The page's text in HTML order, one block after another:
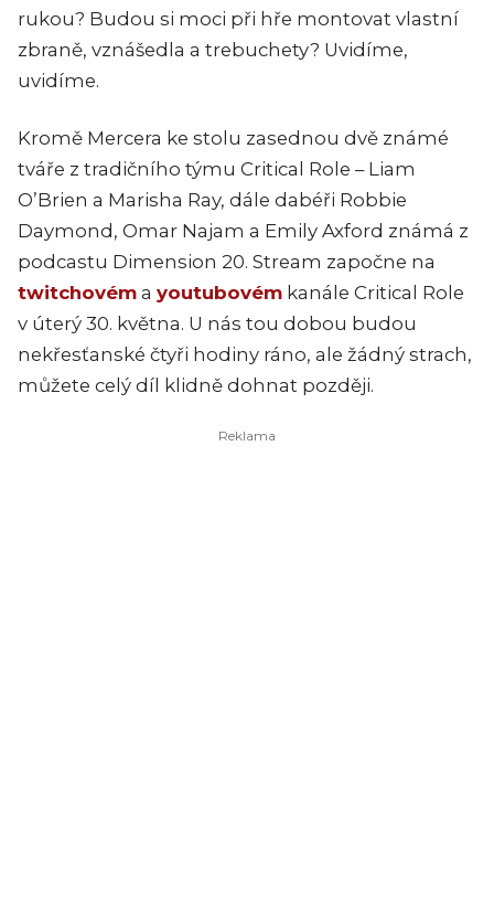
rukou? Budou si moci při hře montovat vlastní
zbraně, vznášedla a trebuchety? Uvidíme,
uvidíme.
Kromě Mercera ke stolu zasednou dvě známé
tváře z tradičního týmu Critical Role – Liam
O’Brien a Marisha Ray, dále dabéři Robbie
Daymond, Omar Najam a Emily Axford známá z
podcastu Dimension 20. Stream započne na
twitchovém a youtubovém kanále Critical Role
v úterý 30. května. U nás tou dobou budou
nekřesťanské čtyři hodiny ráno, ale žádný strach,
můžete celý díl klidně dohnat později.